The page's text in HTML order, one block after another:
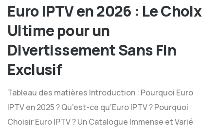
Euro IPTV en 2026 : Le Choix
Ultime pour un
Divertissement Sans Fin
Exclusif
Tableau des matières Introduction : Pourquoi Euro
IPTV en 2025 ? Qu’est-ce qu’Euro IPTV ? Pourquoi
Choisir Euro IPTV ? Un Catalogue Immense et Varié